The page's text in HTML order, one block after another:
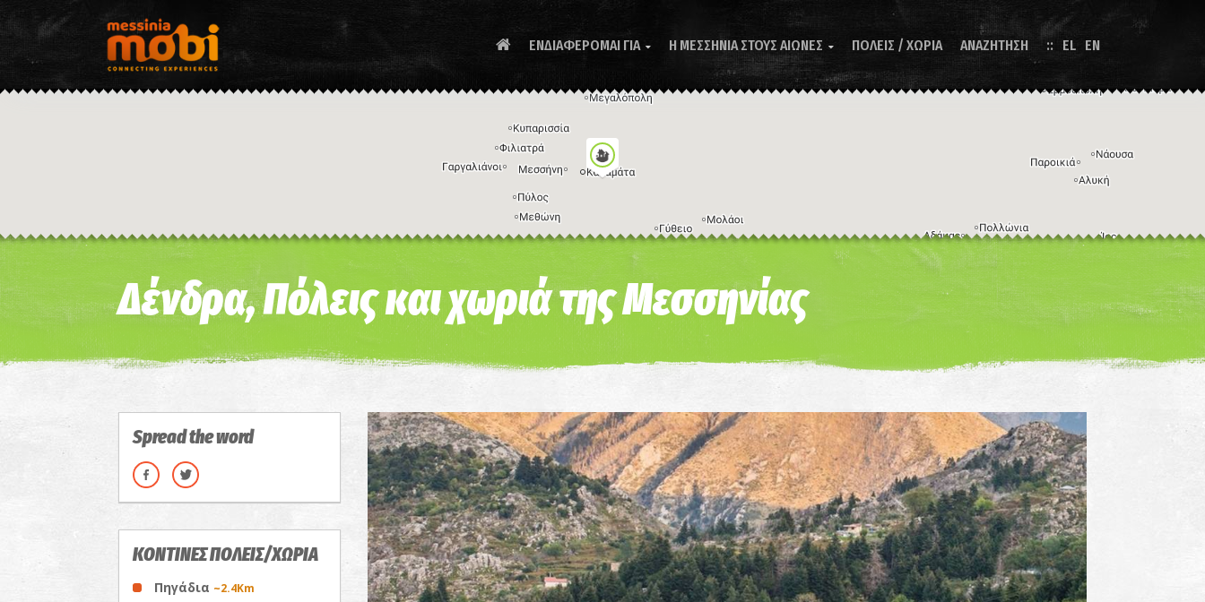
ΕΝΔΙΑΦΕΡΟΜΑΙ ΓΙΑ  Η ΜΕΣΣΗΝΙΑ ΣΤΟΥΣ ΑΙΩΝΕΣ  ΠΟΛΕΙΣ / ΧΩΡΙΑ ΑΝΑΖΗΤΗΣΗ EL EN
Συντομεύσεις πληκτρολογίου Η εικόνα ενδέχεται να υπόκειται σε πνευματικά δικαιώματα
Δένδρα, Πόλεις και χωριά της Μεσσηνίας
Spread the word
ΚΟΝΤΙΝΕΣ ΠΟΛΕΙΣ/ΧΩΡΙΑ
Πηγάδια ~2.4Km